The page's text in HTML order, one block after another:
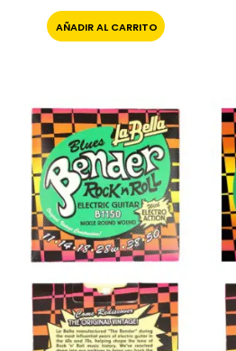
AÑADIR AL CARRITO